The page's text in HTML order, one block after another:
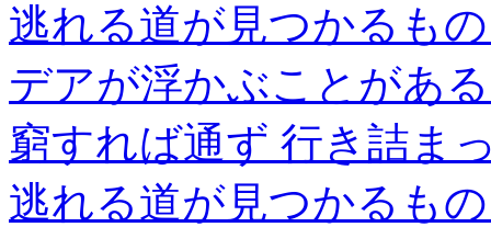
逃れる道が見つかるも
デアが浮かぶことがあ
窮すれば通ず 行き詰ま
逃れる道が見つかるも